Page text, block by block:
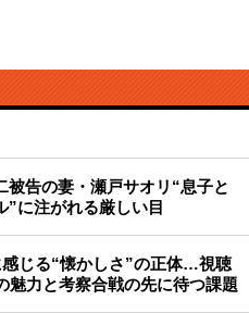
被告の妻・瀬戸サオリ“息子と
に注がれる厳しい目
じる“懐かしさ”の正体…視聴
魅力と考察合戦の先に待つ課題